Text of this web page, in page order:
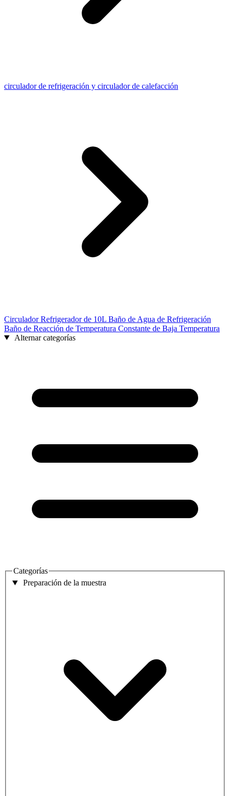
circulador de refrigeración y circulador de calefacción
Circulador Refrigerador de 10L Baño de Agua de Refrigeración
Baño de Reacción de Temperatura Constante de Baja Temperatura
Alternar categorías
Categorías
Preparación de la muestra